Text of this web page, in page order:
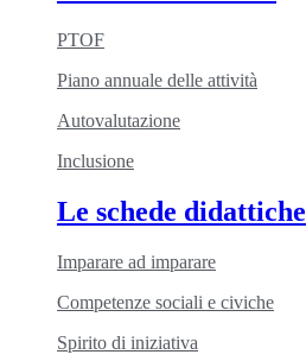
PTOF
Piano annuale delle attività
Autovalutazione
Inclusione
Le schede didattiche
Imparare ad imparare
Competenze sociali e civiche
Spirito di iniziativa